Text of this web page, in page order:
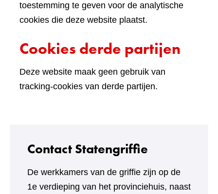
toestemming te geven voor de analytische
cookies die deze website plaatst.
Cookies derde partijen
Deze website maak geen gebruik van
tracking-cookies van derde partijen.
Contact Statengriffie
De werkkamers van de griffie zijn op de
1e verdieping van het provinciehuis, naast